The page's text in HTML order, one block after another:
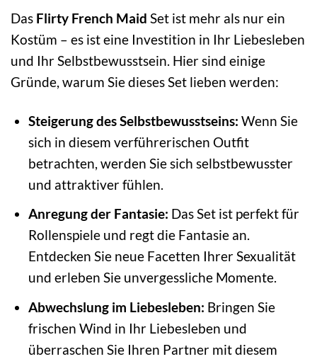
Das Flirty French Maid Set ist mehr als nur ein
Kostüm – es ist eine Investition in Ihr Liebesleben
und Ihr Selbstbewusstsein. Hier sind einige
Gründe, warum Sie dieses Set lieben werden:
Steigerung des Selbstbewusstseins: Wenn Sie
sich in diesem verführerischen Outfit
betrachten, werden Sie sich selbstbewusster
und attraktiver fühlen.
Anregung der Fantasie: Das Set ist perfekt für
Rollenspiele und regt die Fantasie an.
Entdecken Sie neue Facetten Ihrer Sexualität
und erleben Sie unvergessliche Momente.
Abwechslung im Liebesleben: Bringen Sie
frischen Wind in Ihr Liebesleben und
überraschen Sie Ihren Partner mit diesem